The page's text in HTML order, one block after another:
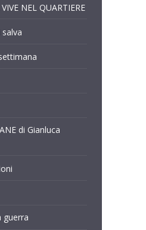
NEL QUARTIERE
di Gianluca
guerra